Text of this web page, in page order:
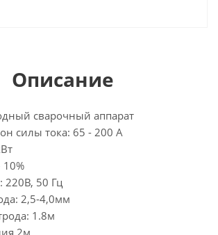
Описание
сварочный аппарат
силы тока: 65 - 200 А
220В, 50 Гц
2,5-4,0мм
1.8м
2м